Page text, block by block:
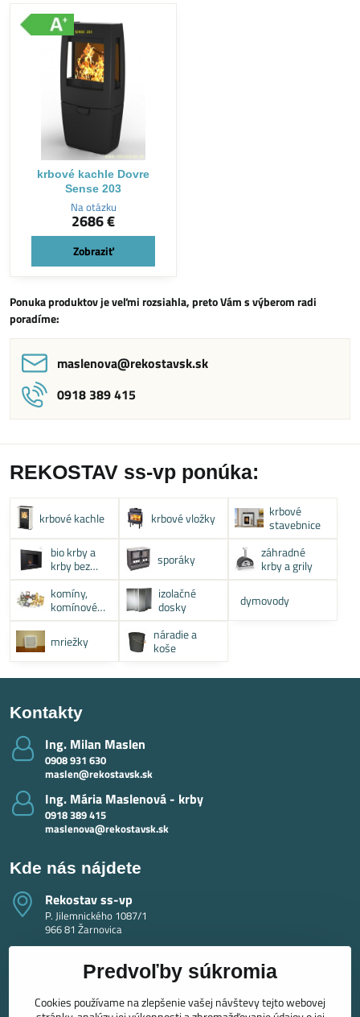
krbové kachle Dovre
Sense 203
Na otázku
2686 €
Zobraziť
Ponuka produktov je veľmi rozsiahla, preto Vám s výberom radi
poradíme:
maslenova​@rekostavsk​.sk
0918 389 415
REKOSTAV ss-vp ponúka:
krbové kachle krbové vložky
krbové
stavebnice
bio krby a
krby bez
komína
sporáky
záhradné
krby a grily
komíny,
komínové
systémy
izolačné
dosky
dymovody
mriežky
náradie a
koše
Kontakty
Ing​. Milan Maslen
0908 931 630
maslen@rekostavsk.sk
Ing​. Mária Maslenová - krby
0918 389 415
maslenova@rekostavsk.sk
Kde nás nájdete
Rekostav ss-vp
P. Jilemnického 1087/1
966 81 Žarnovica
Predvoľby súkromia
Cookies používame na zlepšenie vašej návštevy tejto webovej